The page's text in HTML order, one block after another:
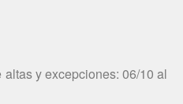
y excepciones: 06/10 al